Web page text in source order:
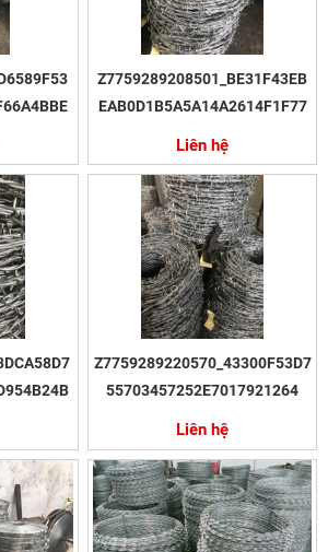
Z7759289208501_BE31F43EB
EAB0D1B5A5A14A2614F1F77
Liên hệ
Z7759289220570_43300F53D7
55703457252E7017921264
Liên hệ